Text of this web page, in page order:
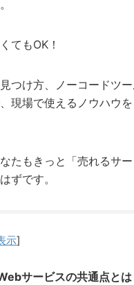
てもOK！
つけ方、ノーコードツー
現場で使えるノウハウ
たもきっと「売れるサ
ずです。
示]
サービスの共通点とは